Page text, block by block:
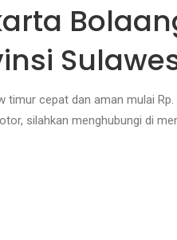
cepat dan aman mulai
silahkan menghubungi di